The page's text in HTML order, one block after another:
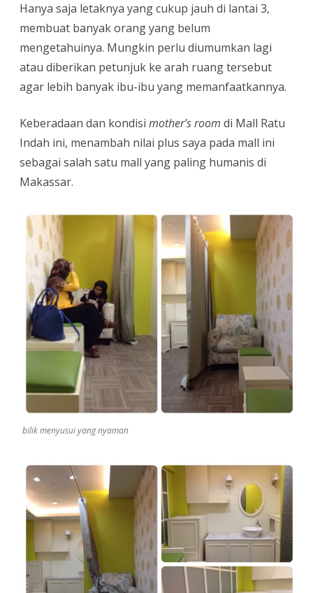
Hanya saja letaknya yang cukup jauh di lantai 3,
membuat banyak orang yang belum
mengetahuinya. Mungkin perlu diumumkan lagi
atau diberikan petunjuk ke arah ruang tersebut
agar lebih banyak ibu-ibu yang memanfaatkannya.
Keberadaan dan kondisi mother’s room di Mall Ratu
Indah ini, menambah nilai plus saya pada mall ini
sebagai salah satu mall yang paling humanis di
Makassar.
bilik menyusui yang nyaman